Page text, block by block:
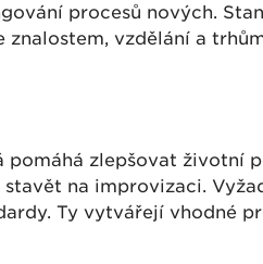
procesů nových.
vzdělání a
zlepšovat životní
na improvizaci.
Ty vytvářejí vhodné